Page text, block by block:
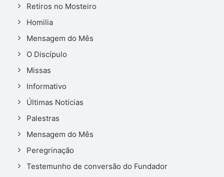
Retiros no Mosteiro
Homilia
Mensagem do Mês
O Discípulo
Missas
Informativo
Últimas Notícias
Palestras
Mensagem do Mês
Peregrinação
Testemunho de conversão do Fundador